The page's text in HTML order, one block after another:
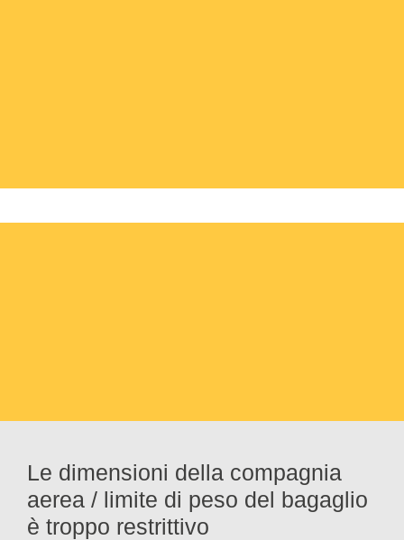
Le dimensioni della compagnia
aerea / limite di peso del bagaglio
è troppo restrittivo